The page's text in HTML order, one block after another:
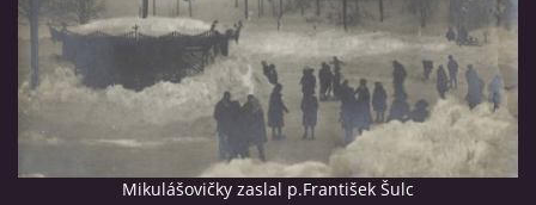
KONTAKT
KNIHA MIKULÁŠOVICE - NIXDORF
Mikulášovičky zaslal p.František Šulc